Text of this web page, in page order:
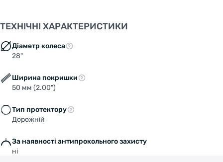
ТЕХНІЧНІ ХАРАКТЕРИСТИКИ
Діаметр колеса
28"
Ширина покришки
50 мм (2.00")
Тип протектору
Дорожній
За наявності антипрокольного захисту
ні